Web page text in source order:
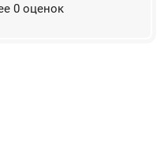
0 оценок